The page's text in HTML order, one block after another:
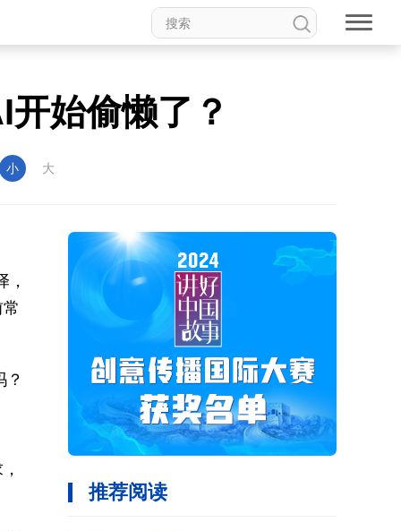
始偷懒了？
小 大
，
？